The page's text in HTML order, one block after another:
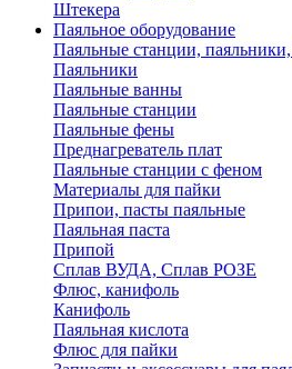
Штекера
Паяльное оборудование
Паяльные станции,
Паяльники
Паяльные ванны
Паяльные станции
Паяльные фены
Преднагреватель плат
Паяльные станции с феном
Материалы для пайки
Припои, пасты паяльные
Паяльная паста
Припой
Сплав ВУДА, Сплав РОЗЕ
Флюс, канифоль
Канифоль
Паяльная кислота
Флюс для пайки